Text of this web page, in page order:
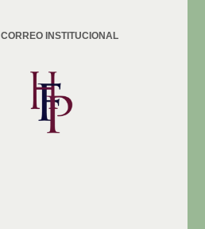
CORREO INSTITUCIONAL